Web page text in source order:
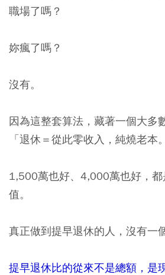
職場了嗎？
妳瘋了嗎？
沒有。
因為這整套算法，藏著一個大多
「退休＝從此零收入，純燒老本
1,500萬也好、4,000萬也好，都
值。
真正做到提早退休的人，沒有一
提早退休比的從來不是總額，是